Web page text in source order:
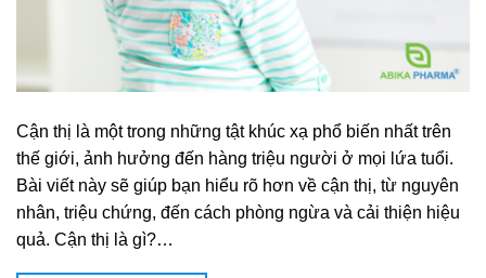
Cận thị là một trong những tật khúc xạ phổ biến nhất trên
thế giới, ảnh hưởng đến hàng triệu người ở mọi lứa tuổi.
Bài viết này sẽ giúp bạn hiểu rõ hơn về cận thị, từ nguyên
nhân, triệu chứng, đến cách phòng ngừa và cải thiện hiệu
quả. Cận thị là gì?…